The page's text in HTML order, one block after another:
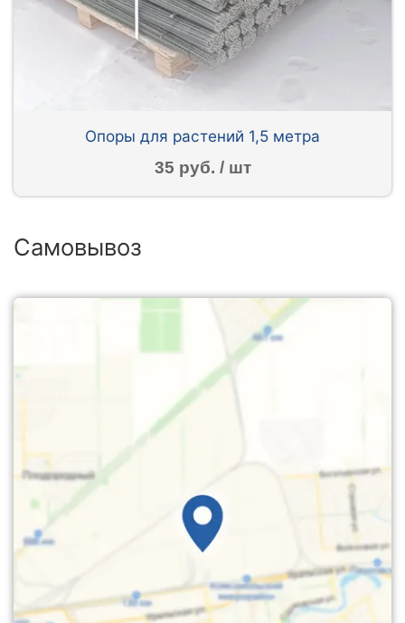
Опоры для растений 1,5 метра
35 руб. / шт
Самовывоз